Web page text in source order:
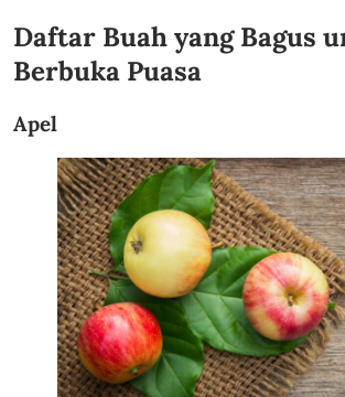
Daftar Buah yang Bagus
Berbuka Puasa
Apel